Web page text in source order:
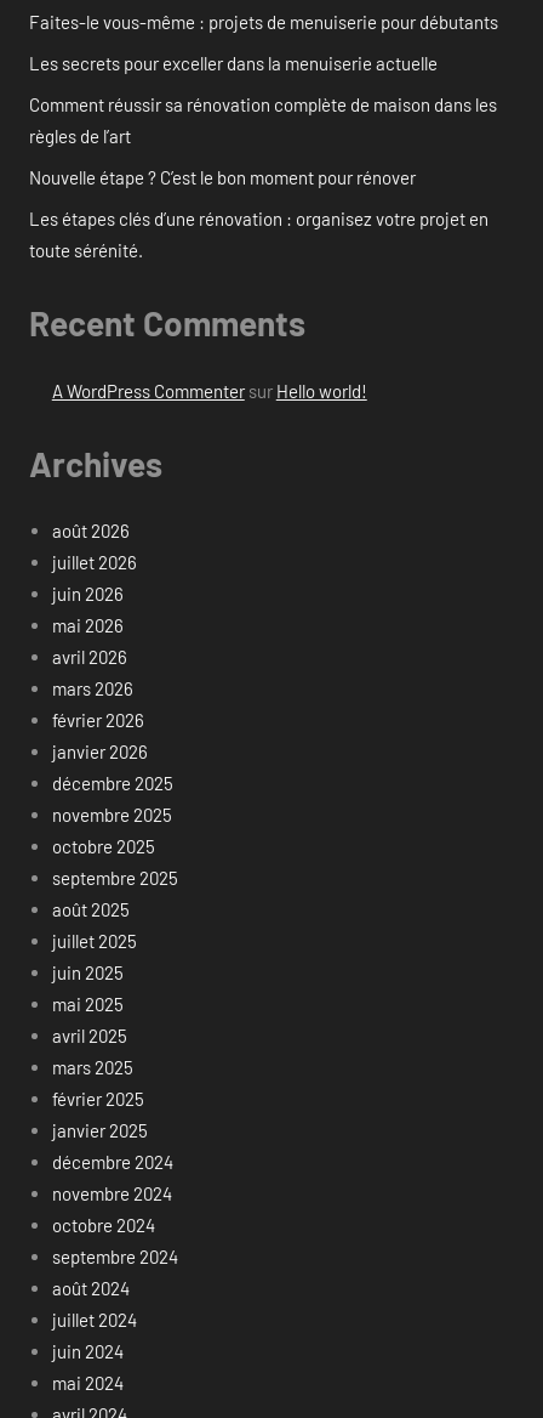
Faites-le vous-même : projets de menuiserie pour débutants
Les secrets pour exceller dans la menuiserie actuelle
Comment réussir sa rénovation complète de maison dans les
règles de l’art
Nouvelle étape ? C’est le bon moment pour rénover
Les étapes clés d’une rénovation : organisez votre projet en
toute sérénité.
Recent Comments
A WordPress Commentersur Hello world!
Archives
août 2026
juillet 2026
juin 2026
mai 2026
avril 2026
mars 2026
février 2026
janvier 2026
décembre 2025
novembre 2025
octobre 2025
septembre 2025
août 2025
juillet 2025
juin 2025
mai 2025
avril 2025
mars 2025
février 2025
janvier 2025
décembre 2024
novembre 2024
octobre 2024
septembre 2024
août 2024
juillet 2024
juin 2024
mai 2024